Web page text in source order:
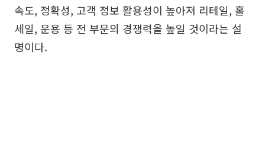
속도, 정확성, 고객 정보 활용성이 높아져 리테일, 홀
세일, 운용 등 전 부문의 경쟁력을 높일 것이라는 설
명이다.